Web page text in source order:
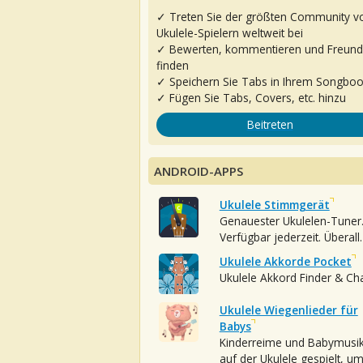
✓ Treten Sie der größten Community
Ukulele-Spielern weltweit bei
✓ Bewerten, kommentieren und
finden
✓ Speichern Sie Tabs in Ihrem
✓ Fügen Sie Tabs, Covers, etc. hinzu
Beitreten
ANDROID-APPS
Ukulele Stimmgerät
Genauester Ukulelen-Tuner.
Verfügbar jederzeit. Überall.
Ukulele Akkorde Pocket
Ukulele Akkord Finder &
Ukulele Wiegenlieder für
Babys
Kinderreime und
auf der Ukulele gespielt, um